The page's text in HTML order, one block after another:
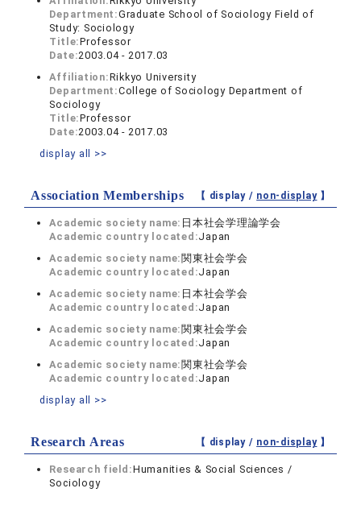
Department:Graduate School of Sociology Field of
Study: Sociology
Title:Professor
Date:2003.04 - 2017.03
Affiliation:Rikkyo University
Department:College of Sociology Department of
Sociology
Title:Professor
Date:2003.04 - 2017.03
display all >>
Association Memberships 【 display / non-display】
Academic society name: 日本社会学理論学会
Academic country located:Japan
Academic society name: 関東社会学会
Academic country located:Japan
Academic society name: 日本社会学会
Academic country located:Japan
Academic society name: 関東社会学会
Academic country located:Japan
Academic society name: 関東社会学会
Academic country located:Japan
display all >>
Research Areas 【 display / non-display】
Research field:Humanities & Social Sciences /
Sociology